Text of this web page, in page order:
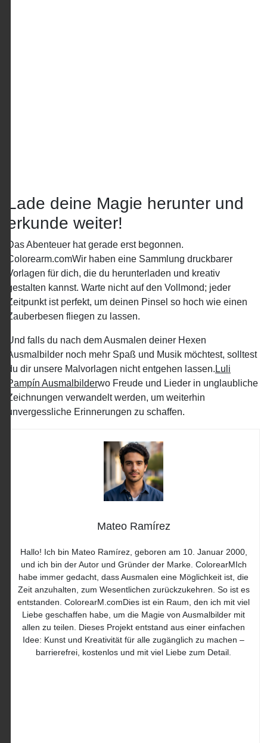
Lade deine Magie herunter und
erkunde weiter!
Das Abenteuer hat gerade erst begonnen.
Colorearm.comWir haben eine Sammlung druckbarer
Vorlagen für dich, die du herunterladen und kreativ
gestalten kannst. Warte nicht auf den Vollmond; jeder
Zeitpunkt ist perfekt, um deinen Pinsel so hoch wie einen
Zauberbesen fliegen zu lassen.
Und falls du nach dem Ausmalen deiner Hexen
Ausmalbilder noch mehr Spaß und Musik möchtest, solltest
du dir unsere Malvorlagen nicht entgehen lassen. Luli
Pampín Ausmalbilderwo Freude und Lieder in unglaubliche
Zeichnungen verwandelt werden, um weiterhin
unvergessliche Erinnerungen zu schaffen.
Mateo Ramírez
Hallo! Ich bin Mateo Ramírez, geboren am 10. Januar 2000,
und ich bin der Autor und Gründer der Marke. ColorearMIch
habe immer gedacht, dass Ausmalen eine Möglichkeit ist, die
Zeit anzuhalten, zum Wesentlichen zurückzukehren. So ist es
entstanden. ColorearM.comDies ist ein Raum, den ich mit viel
Liebe geschaffen habe, um die Magie von Ausmalbilder mit
allen zu teilen. Dieses Projekt entstand aus einer einfachen
Idee: Kunst und Kreativität für alle zugänglich zu machen –
barrierefrei, kostenlos und mit viel Liebe zum Detail.